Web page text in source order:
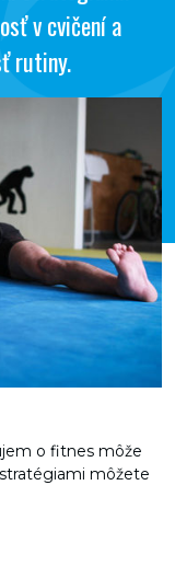
v cvičení a
rutiny.
o fitnes môže
môžete